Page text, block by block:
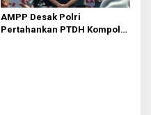
AMPP Desak Polri
Pertahankan PTDH Kompol